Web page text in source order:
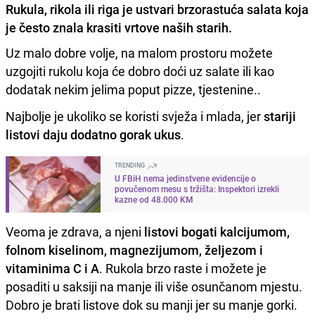
Rukula, rikola ili riga je ustvari brzorastuća salata koja
je često znala krasiti vrtove naših starih.
Uz malo dobre volje, na malom prostoru možete
uzgojiti rukolu koja će dobro doći uz salate ili kao
dodatak nekim jelima poput pizze, tjestenine..
Najbolje je ukoliko se koristi svježa i mlada, jerstariji
listovi daju dodatno gorak ukus.
TRENDING
U FBiH nema jedinstvene evidencije o
povučenom mesu s tržišta: Inspektori izrekli
kazne od 48.000 KM
Veoma je zdrava, a njeni listovi bogati kalcijumom,
folnom kiselinom, magnezijumom, željezom i
vitaminima C i A. Rukola brzo raste i možete je
posaditi u saksiji na manje ili više osunčanom mjestu.
Dobro je brati listove dok su manji jer su manje gorki.